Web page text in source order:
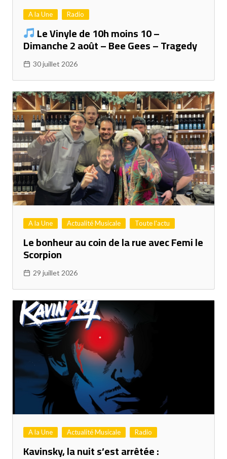
A la Une Radio
Le Vinyle de 10h moins 10 –
Dimanche 2 août – Bee Gees – Tragedy
30 juillet 2026
A la Une Actualité Musicale Toute l'actu
Le bonheur au coin de la rue avec Femi le
Scorpion
29 juillet 2026
A la Une Actualité Musicale Radio
Kavinsky, la nuit s’est arrêtée :